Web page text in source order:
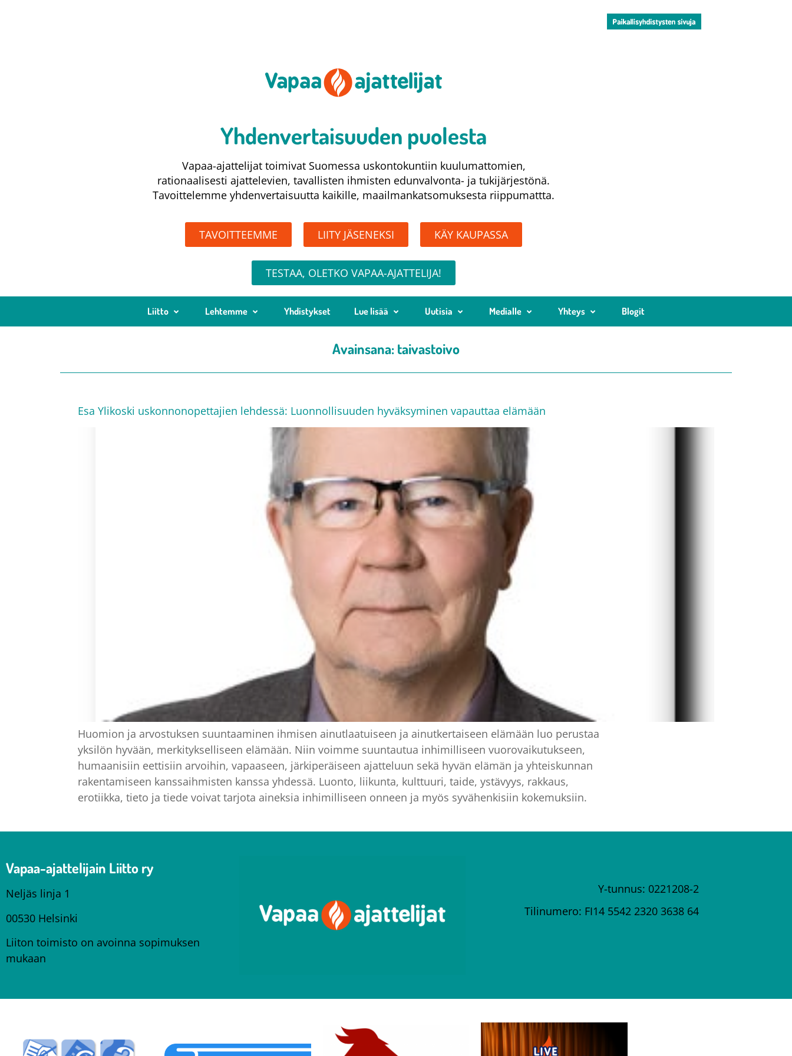
Yhdenvertaisuuden puolesta​
Vapaa-ajattelijat toimivat Suomessa uskontokuntiin kuulumattomien,
rationaalisesti ajattelevien, tavallisten ihmisten edunvalvonta- ja tukijärjestönä.
Tavoittelemme yhdenvertaisuutta kaikille, maailmankatsomuksesta riippumattta.
TAVOITTEEMME LIITY JÄSENEKSI KÄY KAUPASSA
TESTAA, OLETKO VAPAA-AJATTELIJA!
Liitto Lehtemme Yhdistykset Lue lisää Uutisia Medialle Yhteys Blogit
Avainsana:taivastoivo
Esa Ylikoski uskonnonopettajien lehdessä: Luonnollisuuden hyväksyminen vapauttaa elämään
Huomion ja arvostuksen suuntaaminen ihmisen ainutlaatuiseen ja ainutkertaiseen elämään luo perustaa
yksilön hyvään, merkitykselliseen elämään. Niin voimme suuntautua inhimilliseen vuorovaikutukseen,
humaanisiin eettisiin arvoihin, vapaaseen, järkiperäiseen ajatteluun sekä hyvän elämän ja yhteiskunnan
rakentamiseen kanssaihmisten kanssa yhdessä. Luonto, liikunta, kulttuuri, taide, ystävyys, rakkaus,
erotiikka, tieto ja tiede voivat tarjota aineksia inhimilliseen onneen ja myös syvähenkisiin kokemuksiin.
Vapaa-ajattelijain Liitto ry
Neljäs linja 1
00530 Helsinki
Liiton toimisto on avoinna sopimuksen
mukaan
Y-tunnus: 0221208-2
Tilinumero: FI14 5542 2320 3638 64